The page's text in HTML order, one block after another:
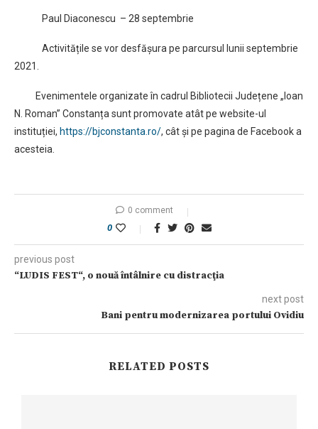
Paul Diaconescu – 28 septembrie
Activitățile se vor desfășura pe parcursul lunii septembrie
2021.
Evenimentele organizate în cadrul Bibliotecii Județene „Ioan
N. Roman” Constanța sunt promovate atât pe website-ul
instituției, https://bjconstanta.ro/, cât şi pe pagina de Facebook a
acesteia.
0 comment
0
previous post
“LUDIS FEST“, o nouă întâlnire cu distracţia
next post
Bani pentru modernizarea portului Ovidiu
RELATED POSTS